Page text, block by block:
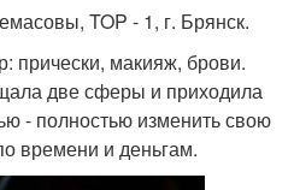
TOP - 1, г. Брянск.
прически, макияж, брови.
две сферы и приходила
- полностью изменить свою
времени и деньгам.